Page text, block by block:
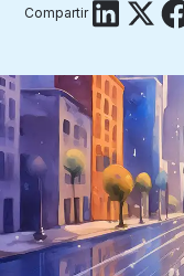
Compartir